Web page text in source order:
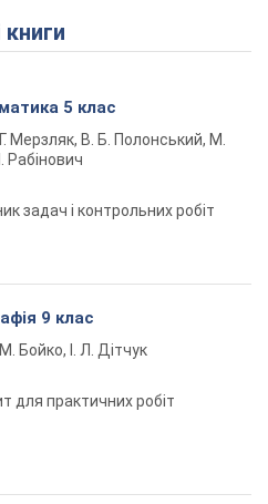
книги
5 клас
Мерзляк, В. Б. Полонський, М.
Рабінович
задач і контрольних робіт
9 клас
Бойко, І. Л. Дітчук
для практичних робіт